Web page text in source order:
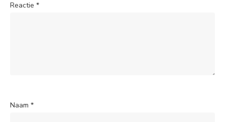
Reactie *
Naam *